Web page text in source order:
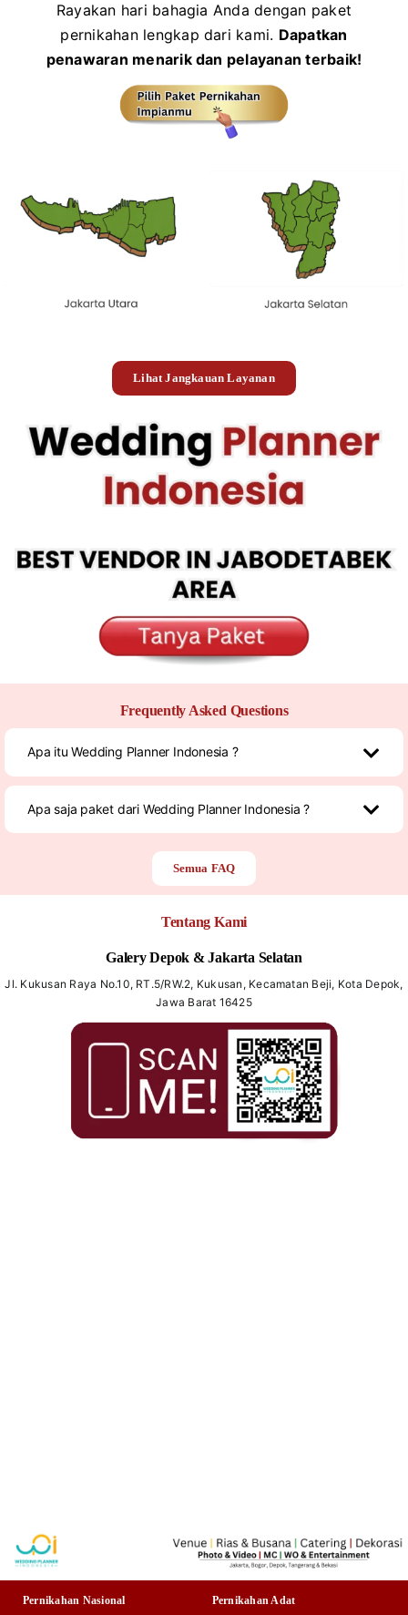
Rayakan hari bahagia Anda dengan paket
pernikahan lengkap dari kami. Dapatkan
penawaran menarik dan pelayanan terbaik!
Lihat Jangkauan Layanan
Frequently Asked Questions
Apa itu Wedding Planner Indonesia ?
Apa saja paket dari Wedding Planner Indonesia ?
Semua FAQ
Tentang Kami
Galery Depok & Jakarta Selatan
Jl. Kukusan Raya No.10, RT.5/RW.2, Kukusan, Kecamatan Beji, Kota Depok,
Jawa Barat 16425
Pernikahan Nasional
Pernikahan Adat